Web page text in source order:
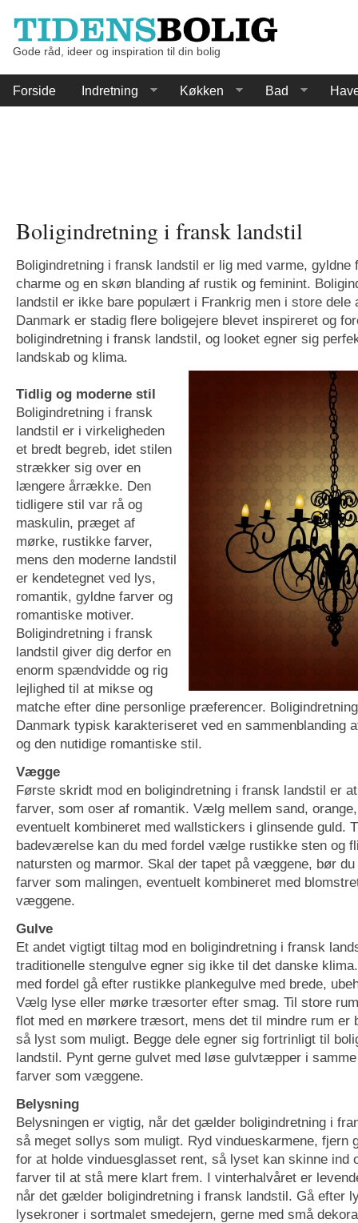
Gode råd, ideer og inspiration til din bolig
Forside Indretning Køkken Bad
Boligindretning i fransk landstil
Boligindretning i fransk landstil er lig med varme, gyldne
charme og en skøn blanding af rustik og feminint.
landstil er ikke bare populært i Frankrig men i store
Danmark er stadig flere boligejere blevet inspireret og
boligindretning i fransk landstil, og looket egner sig
landskab og klima.
Tidlig og moderne stil
Boligindretning i fransk
landstil er i virkeligheden
et bredt begreb, idet stilen
strækker sig over en
længere årrække. Den
tidligere stil var rå og
maskulin, præget af
mørke, rustikke farver,
mens den moderne landstil
er kendetegnet ved lys,
romantik, gyldne farver og
romantiske motiver.
Boligindretning i fransk
landstil giver dig derfor en
enorm spændvidde og rig
lejlighed til at mikse og
matche efter dine personlige præferencer.
Danmark typisk karakteriseret ved en sammenblanding
og den nutidige romantiske stil.
Vægge
Første skridt mod en boligindretning i fransk landstil er
farver, som oser af romantik. Vælg mellem sand,
eventuelt kombineret med wallstickers i glinsende guld.
badeværelse kan du med fordel vælge rustikke sten og
natursten og marmor. Skal der tapet på væggene, bør
farver som malingen, eventuelt kombineret med
væggene.
Gulve
Et andet vigtigt tiltag mod en boligindretning i fransk
traditionelle stengulve egner sig ikke til det danske
med fordel gå efter rustikke plankegulve med brede,
Vælg lyse eller mørke træsorter efter smag. Til store
flot med en mørkere træsort, mens det til mindre rum er
så lyst som muligt. Begge dele egner sig fortrinligt til
landstil. Pynt gerne gulvet med løse gulvtæpper i
farver som væggene.
Belysning
Belysningen er vigtig, når det gælder boligindretning i
så meget sollys som muligt. Ryd vindueskarmene, fjern
for at holde vinduesglasset rent, så lyset kan skinne ind
farver til at stå mere klart frem. I vinterhalvåret er
når det gælder boligindretning i fransk landstil. Gå efter
lysekroner i sortmalet smedejern, gerne med små